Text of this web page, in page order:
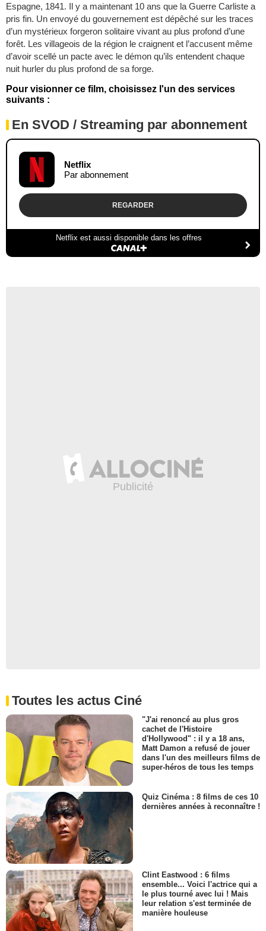
Espagne, 1841. Il y a maintenant 10 ans que la Guerre Carliste a
pris fin. Un envoyé du gouvernement est dépêché sur les traces
d’un mystérieux forgeron solitaire vivant au plus profond d’une
forêt. Les villageois de la région le craignent et l’accusent même
d’avoir scellé un pacte avec le démon qu’ils entendent chaque
nuit hurler du plus profond de sa forge.
Pour visionner ce film, choisissez l'un des services
suivants :
En SVOD / Streaming par abonnement
Netflix
Par abonnement
REGARDER
Netflix est aussi disponible dans les offres
Toutes les actus Ciné
"J'ai renoncé au plus gros
cachet de l'Histoire
d'Hollywood" : il y a 18 ans,
Matt Damon a refusé de jouer
dans l'un des meilleurs films de
super-héros de tous les temps
Quiz Cinéma : 8 films de ces 10
dernières années à reconnaître !
Clint Eastwood : 6 films
ensemble... Voici l'actrice qui a
le plus tourné avec lui ! Mais
leur relation s'est terminée de
manière houleuse